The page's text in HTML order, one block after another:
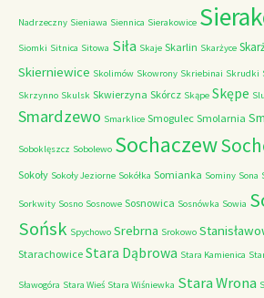
Nadrzeczny Sieniawa Siennica Sierakowice
Siomki Sitnica Sitowa Siła Skaje Skarlin Skarżyce
Skierniewice Skolimów Skowrony Skriebinai Skrudki
Skrzynno Skulsk Skwierzyna Skórcz Skąpe Skępe
Smardzewo Smarklice Smogulec Smolarnia
Soboklęszcz Sobolewo Sochaczew
Sokoły Sokoły Jeziorne Sokółka Somianka Sominy Sona
Sorkwity Sosno Sosnowe Sosnowica Sosnówka Sowia
Sońsk Spychowo Srebrna Srokowo
Starachowice Stara Dąbrowa Stara Kamienica
Sławogóra Stara Wieś Stara Wiśniewka Stara Wrona